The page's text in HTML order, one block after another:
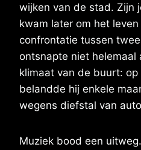
wijken van de stad. Zijn
kwam later om het
confrontatie tussen
ontsnapte niet helemaal
klimaat van de buurt:
belandde hij enkele
wegens diefstal van
Muziek bood een